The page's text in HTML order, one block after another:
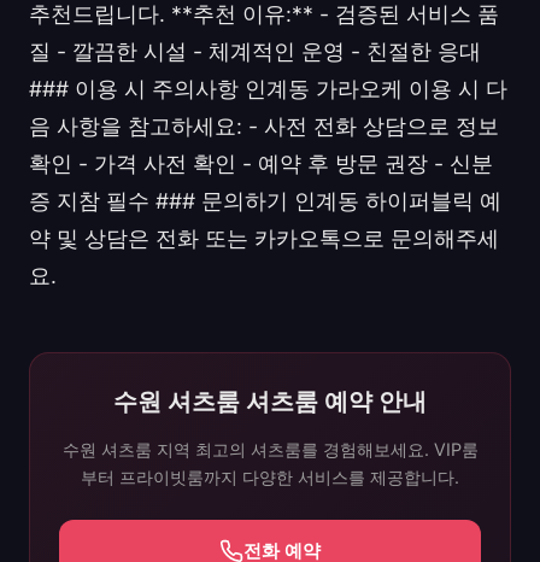
추천드립니다. **추천 이유:** - 검증된 서비스 품
질 - 깔끔한 시설 - 체계적인 운영 - 친절한 응대
### 이용 시 주의사항 인계동 가라오케 이용 시 다
음 사항을 참고하세요: - 사전 전화 상담으로 정보
확인 - 가격 사전 확인 - 예약 후 방문 권장 - 신분
증 지참 필수 ### 문의하기 인계동 하이퍼블릭 예
약 및 상담은 전화 또는 카카오톡으로 문의해주세
요.
수원 셔츠룸 셔츠룸 예약 안내
수원 셔츠룸 지역 최고의 셔츠룸를 경험해보세요. VIP룸
부터 프라이빗룸까지 다양한 서비스를 제공합니다.
전화 예약